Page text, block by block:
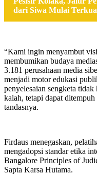
dari Siwa Mulai
“Kami ingin menyambut
membumikan budaya
3.181 perusahaan media
menjadi motor edukasi
penyelesaian sengketa
kalah, tetapi dapat
tandasnya.
Firdaus menegaskan,
mengadopsi standar etika
Bangalore Principles of
Sapta Karsa Hutama.